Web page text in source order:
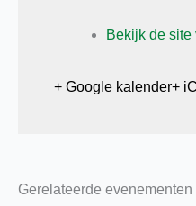
Bekijk de site
+ Google kalender+
Gerelateerde evenementen